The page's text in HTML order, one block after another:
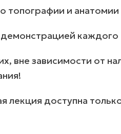
топографии и анатомии
вне зависимости от
лекция доступна